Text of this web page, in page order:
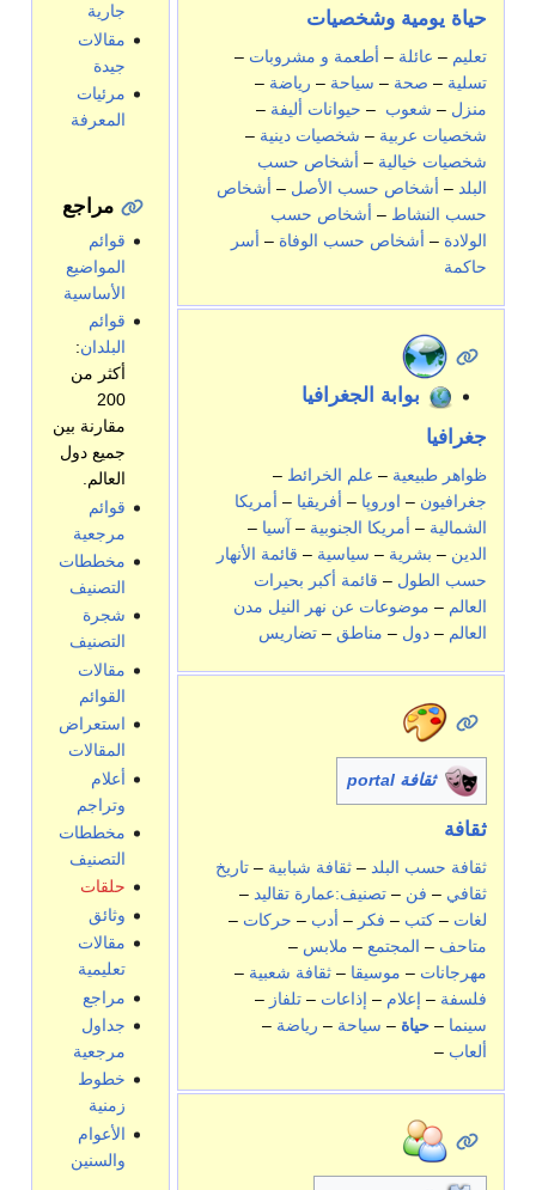
جارية
مقالات
جيدة
مرئيات
المعرفة
مراجع
قوائم
المواضيع
الأساسية
قوائم
البلدان:
أكثر من
200
مقارنة بين
جميع دول
العالم.
قوائم
مرجعية
مخططات
التصنيف
شجرة
التصنيف
مقالات
القوائم
استعراض
المقالات
أعلام
وتراجم
مخططات
التصنيف
حلقات
وثائق
مقالات
تعليمية
مراجع
جداول
مرجعية
خطوط
زمنية
الأعوام
والسنين
حياة يومية وشخصيات
تعليم – عائلة – أطعمة و مشروبات –
تسلية – صحة – سياحة – رياضة –
منزل – شعوب – حيوانات أليفة –
شخصيات عربية – شخصيات دينية –
شخصيات خيالية – أشخاص حسب
البلد – أشخاص حسب الأصل – أشخاص
حسب النشاط – أشخاص حسب
الولادة – أشخاص حسب الوفاة – أسر
حاكمة
بوابة الجغرافيا
جغرافيا
ظواهر طبيعية – علم الخرائط –
جغرافيون – اوروپا – أفريقيا – أمريكا
الشمالية – أمريكا الجنوبية – آسيا –
الدين – بشرية – سياسية – قائمة الأنهار
حسب الطول – قائمة أكبر بحيرات
العالم – موضوعات عن نهر النيل مدن
العالم – دول – مناطق – تضاريس
ثقافة portal
ثقافة
ثقافة حسب البلد – ثقافة شبابية – تاريخ
ثقافي – فن – تصنيف:عمارة تقاليد –
لغات – كتب – فكر – أدب – حركات –
متاحف – المجتمع – ملابس –
مهرجانات – موسيقا – ثقافة شعبية –
فلسفة – إعلام – إذاعات – تلفاز –
سينما – حياة – سياحة – رياضة –
ألعاب –